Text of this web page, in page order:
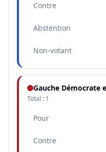
Contre
Abstention
Non-votant
Gauche Démocrate
Total : 1
Pour
Contre